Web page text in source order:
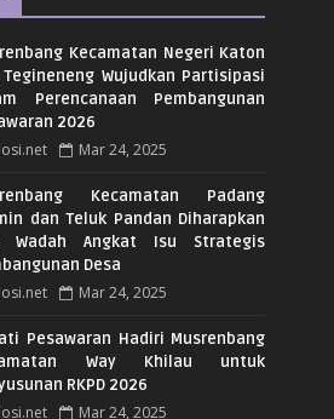
Kecamatan Negeri Katon
Tegineneng Wujudkan Partisipasi
Perencanaan Pembangunan
2026
Mar 24, 2025
Kecamatan Padang
dan Teluk Pandan Diharapkan
Wadah Angkat Isu Strategis
Desa
Mar 24, 2025
Pesawaran Hadiri Musrenbang
Way Khilau untuk
RKPD 2026
Mar 24, 2025